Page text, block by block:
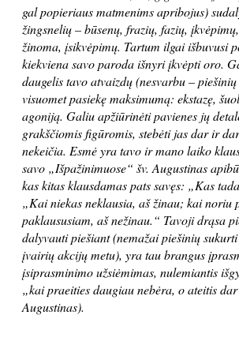
gal popieriaus matmenims apribojus)
žingsnelių – būsenų, frazių, fazių,
žinoma, įsikvėpimų. Tartum ilgai išbuvusi
kiekviena savo paroda išnyri įkvėpti oro.
daugelis tavo atvaizdų (nesvarbu –
visuomet pasiekę maksimumą: ekstazę,
agoniją. Galiu apžiūrinėti pavienes jų
grakščiomis figūromis, stebėti jas dar ir
nekeičia. Esmė yra tavo ir mano laiko
savo „Išpažinimuose“ šv. Augustinas
kas kitas klausdamas pats savęs: „Kas
„Kai niekas neklausia, aš žinau; kai noriu
paklaususiam, aš nežinau.“ Tavoji drąsa
dalyvauti piešiant (nemažai piešinių
įvairių akcijų metu), yra tau brangus
įsiprasminimo užsiėmimas, nulemiantis
„kai praeities daugiau nebėra, o ateitis dar
Augustinas).